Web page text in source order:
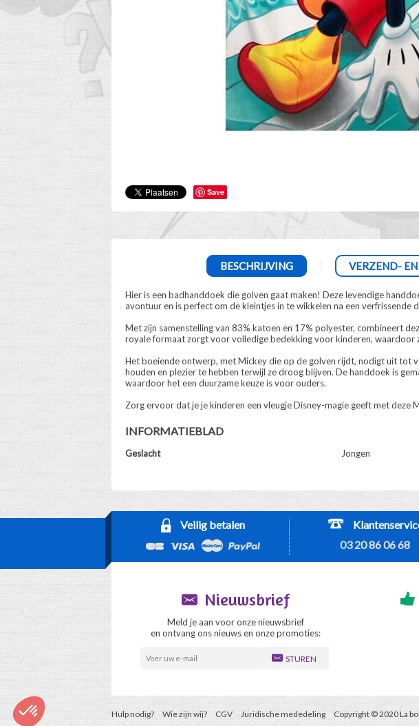
Save
BESCHRIJVING VERZEND-
Hier is een badhanddoek die golven gaat maken! Deze levendige
avontuur en is perfect om de kleintjes in te wikkelen na een
Met zijn samenstelling van 83% katoen en 17% polyester, combineert
royale formaat zorgt voor volledige bedekking voor kinderen, waardoor
Het boeiende ontwerp, met Mickey die op de golven rijdt, nodigt uit tot
houden en plezier te hebben terwijl ze droog blijven. De handdoek is
waardoor het een duurzame keuze is voor ouders.
Zorg ervoor dat je je kinderen een vleugje Disney-magie geeft met
INFORMATIEBLAD
Geslacht Jongen
Veilig betalen
03 20 86 06 68
Nieuwsbrief
Meld je aan voor onze nieuwsbrief
en ontvang ons nieuws en onze promoties:
STUREN
Hulp nodig? Wie zijn wij? CGV Juridische mededeling Copyright © 2020 La